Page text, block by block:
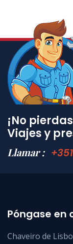
¡No
Viajes y
Llamar :
Póngase en
Chaveiro de